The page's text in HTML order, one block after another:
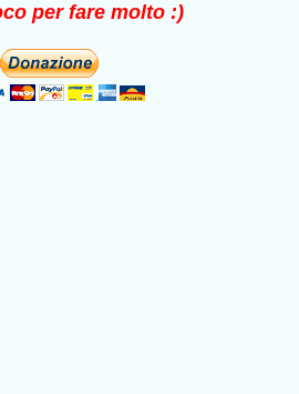
per fare molto :)